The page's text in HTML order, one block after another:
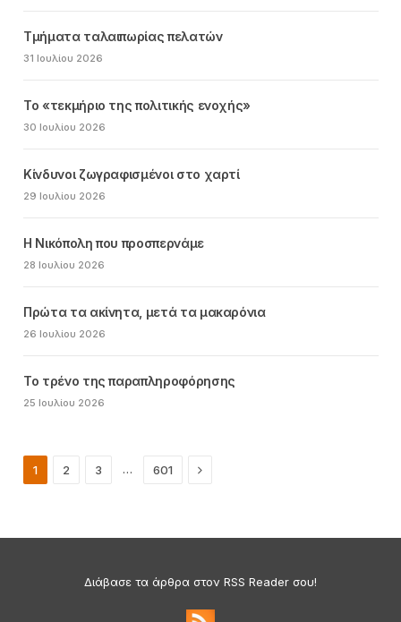
Τμήματα ταλαιπωρίας πελατών
31 Ιουλίου 2026
Το «τεκμήριο της πολιτικής ενοχής»
30 Ιουλίου 2026
Κίνδυνοι ζωγραφισμένοι στο χαρτί
29 Ιουλίου 2026
Η Νικόπολη που προσπερνάμε
28 Ιουλίου 2026
Πρώτα τα ακίνητα, μετά τα μακαρόνια
26 Ιουλίου 2026
Το τρένο της παραπληροφόρησης
25 Ιουλίου 2026
1 2 3 … 601 Next
Διάβασε τα άρθρα στον RSS Reader σου!